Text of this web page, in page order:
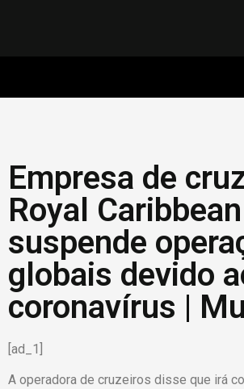
Empresa de
Royal Caribbean
suspende
globais devido
coronavírus |
[ad_1]
A operadora de cruzeiros disse que irá